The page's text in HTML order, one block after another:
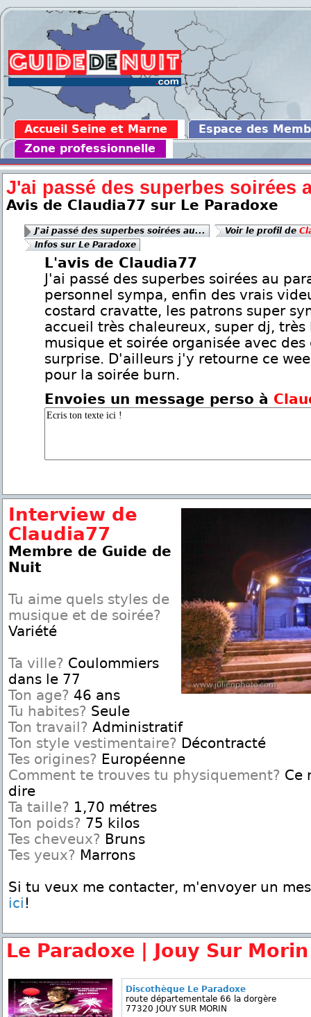
Accueil Seine et Marne
Espace des
Zone professionnelle
J'ai passé des superbes soirées
Avis de Claudia77 sur Le Paradoxe
J'ai passé des superbes soirées au... Voir le profil de
Infos sur Le Paradoxe
L'avis de Claudia77
J'ai passé des superbes soirées au
personnel sympa, enfin des vrais
costard cravatte, les patrons super
accueil très chaleureux, super dj, très
musique et soirée organisée avec des
surprise. D'ailleurs j'y retourne ce
pour la soirée burn.
Envoies un message perso à
Interview de
Claudia77
Membre de Guide de
Nuit
Tu aime quels styles de
musique et de soirée?
Variété
Ta ville? Coulommiers
dans le 77
Ton age? 46 ans
Tu habites? Seule
Ton travail? Administratif
Ton style vestimentaire? Décontracté
Tes origines? Européenne
Comment te trouves tu physiquement? Ce
dire
Ta taille? 1,70 métres
Ton poids? 75 kilos
Tes cheveux? Bruns
Tes yeux? Marrons
Si tu veux me contacter, m'envoyer un
ici !
Le Paradoxe | Jouy Sur Morin
Discothèque Le Paradoxe
route départementale 66 la dorgère
77320 JOUY SUR MORIN